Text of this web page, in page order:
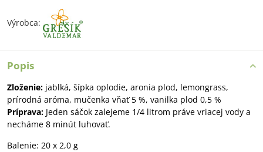
Výrobca:
Popis
Zloženie: jablká, šípka oplodie, aronia plod, lemongrass,
prírodná aróma, mučenka vňať 5 %, vanilka plod 0,5 %
Príprava: Jeden sáčok zalejeme 1/4 litrom práve vriacej vody a
necháme 8 minút luhovať.
Balenie: 20 x 2,0 g